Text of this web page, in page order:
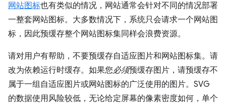
网站图标也有类似的情况，网站通常会针对不同的情况部署
一整套网站图标。大多数情况下，系统只会请求一个网站图
标，因此预缓存整个网站图标集同样会浪费资源。
请对用户有帮助，不要预缓存自适应图片和网站图标集。请
改为依赖运行时缓存。如果您必须预缓存图片，请预缓存不
属于一组自适应图片或网站图标的广泛使用的图片。SVG
的数据使用风险较低，无论给定屏幕的像素密度如何，单个